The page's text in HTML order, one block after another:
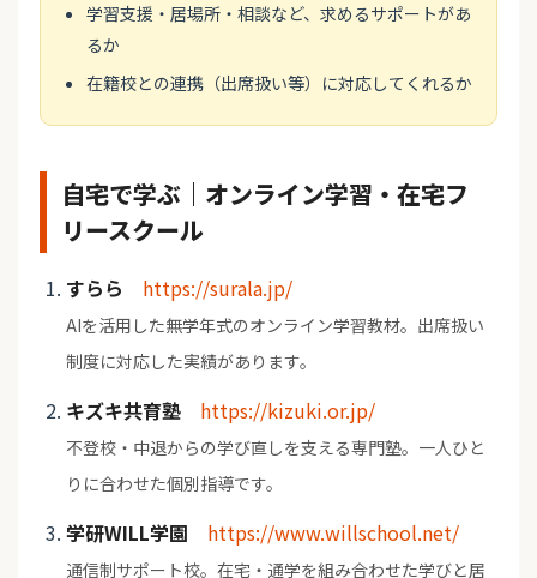
学習支援・居場所・相談など、求めるサポートがあ
るか
在籍校との連携（出席扱い等）に対応してくれるか
自宅で学ぶ｜オンライン学習・在宅フ
リースクール
すらら https://surala.jp/
AIを活用した無学年式のオンライン学習教材。出席扱い
制度に対応した実績があります。
キズキ共育塾 https://kizuki.or.jp/
不登校・中退からの学び直しを支える専門塾。一人ひと
りに合わせた個別指導です。
学研WILL学園 https://www.willschool.net/
通信制サポート校。在宅・通学を組み合わせた学びと居